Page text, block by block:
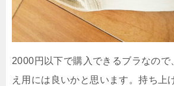
2000円以下で購入できるブラなので
え用には良いかと思います。持ち上